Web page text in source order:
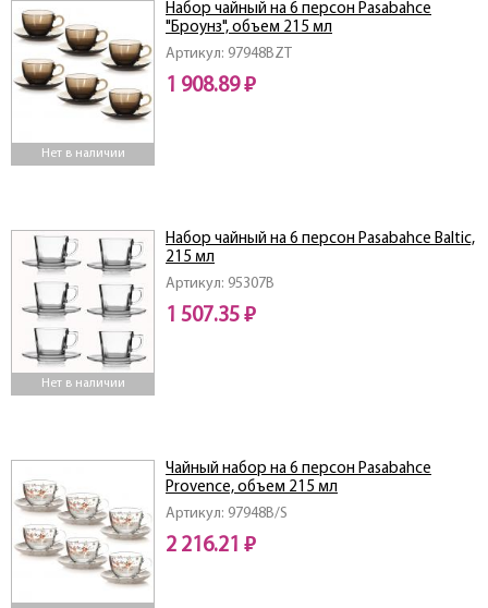
Нет в наличии
Артикул: 97948BZT
Набор чайный на 6 персон Pasabahce
"Броунз", объем 215 мл
1 908.89 ₽
Нет в наличии
Артикул: 95307B
Набор чайный на 6 персон Pasabahce Baltic,
215 мл
1 507.35 ₽
Артикул: 97948B/S
Чайный набор на 6 персон Pasabahce
Provence, объем 215 мл
2 216.21 ₽